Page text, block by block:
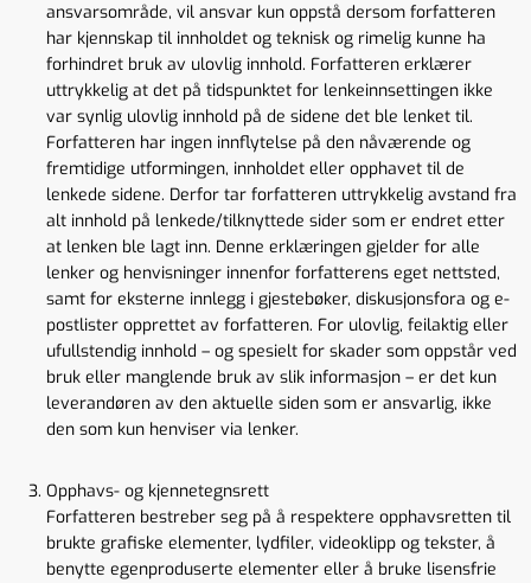
ansvarsområde, vil ansvar kun oppstå dersom forfatteren
har kjennskap til innholdet og teknisk og rimelig kunne ha
forhindret bruk av ulovlig innhold. Forfatteren erklærer
uttrykkelig at det på tidspunktet for lenkeinnsettingen ikke
var synlig ulovlig innhold på de sidene det ble lenket til.
Forfatteren har ingen innflytelse på den nåværende og
fremtidige utformingen, innholdet eller opphavet til de
lenkede sidene. Derfor tar forfatteren uttrykkelig avstand fra
alt innhold på lenkede/tilknyttede sider som er endret etter
at lenken ble lagt inn. Denne erklæringen gjelder for alle
lenker og henvisninger innenfor forfatterens eget nettsted,
samt for eksterne innlegg i gjestebøker, diskusjonsfora og e-
postlister opprettet av forfatteren. For ulovlig, feilaktig eller
ufullstendig innhold – og spesielt for skader som oppstår ved
bruk eller manglende bruk av slik informasjon – er det kun
leverandøren av den aktuelle siden som er ansvarlig, ikke
den som kun henviser via lenker.
Opphavs- og kjennetegnsrett
Forfatteren bestreber seg på å respektere opphavsretten til
brukte grafiske elementer, lydfiler, videoklipp og tekster, å
benytte egenproduserte elementer eller å bruke lisensfrie